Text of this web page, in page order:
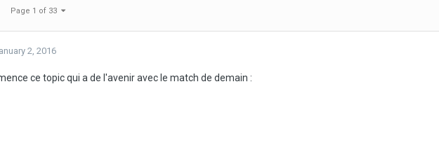
Page 1 of 33
2, 2016
ce topic qui a de l'avenir avec le match de demain :